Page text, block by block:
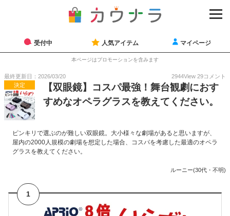
受付中 人気アイテム マイページ
本ページはプロモーションを含みます
最終更新日：2026/03/20 2944View 29コメント
決定
【双眼鏡】コスパ最強！舞台観劇におす
すめなオペラグラスを教えてください。
ピンキリで選ぶのが難しい双眼鏡。大小様々な劇場があると思いますが、
屋内の2000人規模の劇場を想定した場合、コスパを考慮した最適のオペラ
グラスを教えてください。
ルーニー(30代・不明)
1